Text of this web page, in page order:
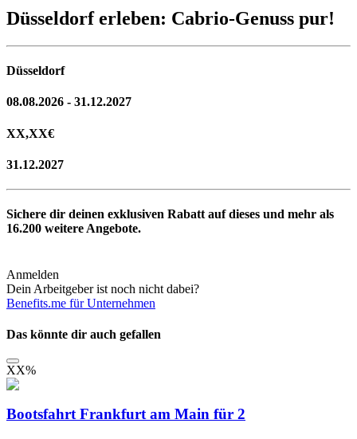
Düsseldorf erleben: Cabrio-Genuss pur!
Düsseldorf
08.08.2026 - 31.12.2027
XX,XX€
31.12.2027
Sichere dir deinen exklusiven Rabatt auf dieses und mehr als
16.200 weitere Angebote.
Anmelden
Dein Arbeitgeber ist noch nicht dabei?
Benefits.me für Unternehmen
Das könnte dir auch gefallen
XX%
Bootsfahrt Frankfurt am Main für 2